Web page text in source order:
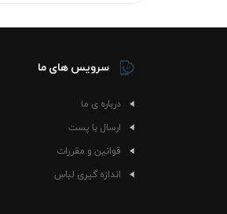
سرویس های ما
درباره ی ما
ارسال با پست
قوانین و مقررات
اندازه گیری لباس